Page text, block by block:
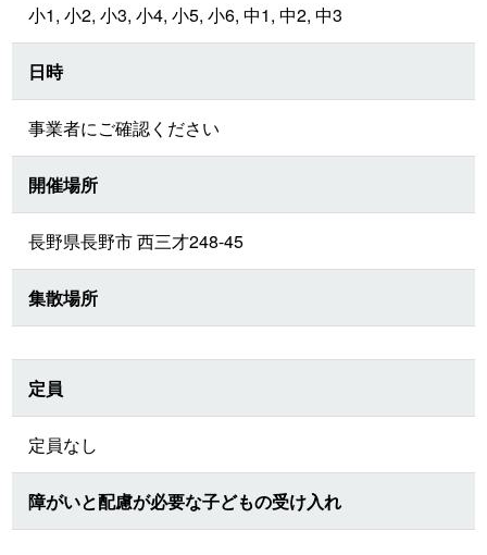
小1, 小2, 小3, 小4, 小5, 小6, 中1, 中2, 中3
日時
事業者にご確認ください
開催場所
長野県長野市 西三才248-45
集散場所
定員
定員なし
障がいと配慮が必要な子どもの受け入れ